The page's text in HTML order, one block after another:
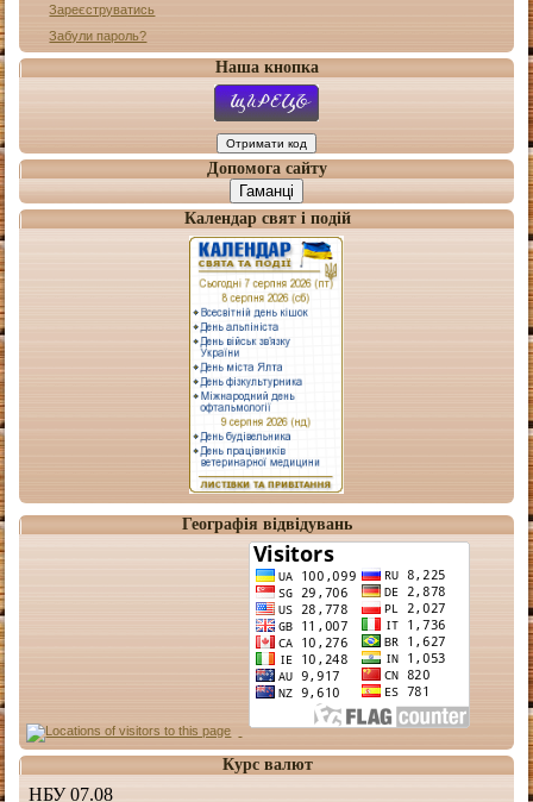
Зареєструватись
Забули пароль?
Наша кнопка
Допомога сайту
Гаманці
Календар свят і подій
Географія відвідувань
Курс валют